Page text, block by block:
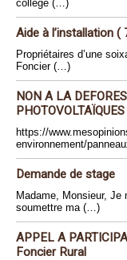
collège (…)
Aide à l’installation (
Propriétaires d’une
Foncier (…)
NON A LA
PHOTOVOLTAÏQUES
https://
environnement/
Demande de stage
Madame, Monsieur,
soumettre ma (…)
APPEL A
Foncier Rural